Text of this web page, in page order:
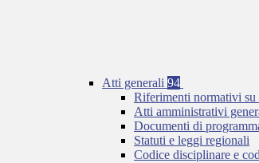
Atti generali 94
Riferimenti normativi su
Atti amministrativi
Documenti di
Statuti e leggi regionali
Codice disciplinare e